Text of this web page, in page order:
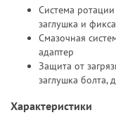
Система
заглушка и
Смазочная
адаптер
Защита от
заглушка болта,
Характеристики